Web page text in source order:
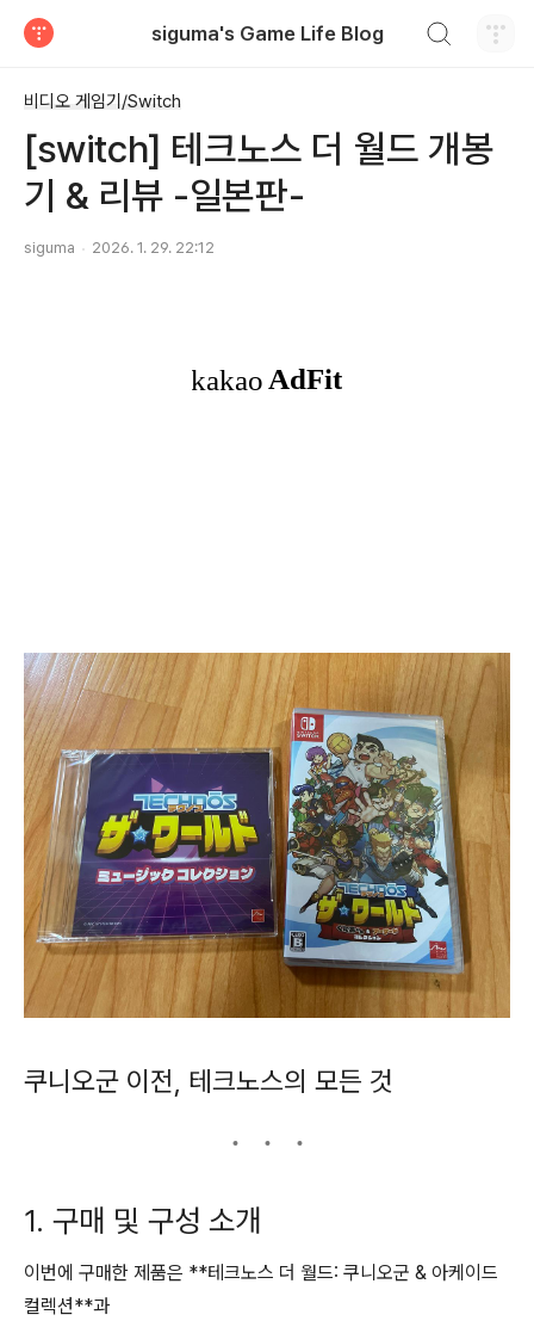
siguma's Game Life Blog
비디오 게임기/Switch
[switch] 테크노스 더 월드 개봉
기 & 리뷰 -일본판-
siguma 2026. 1. 29. 22:12
쿠니오군 이전, 테크노스의 모든 것
1. 구매 및 구성 소개
이번에 구매한 제품은 **테크노스 더 월드: 쿠니오군 & 아케이드
컬렉션**과